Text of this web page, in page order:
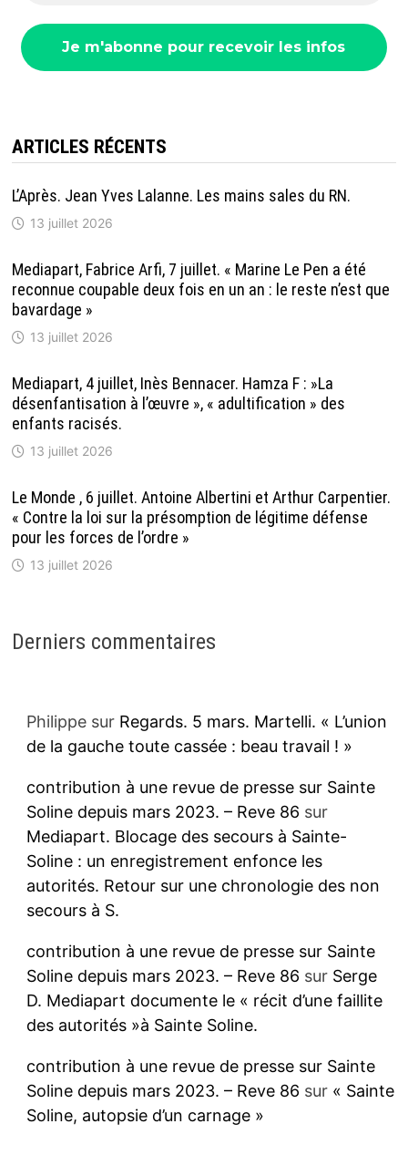
ARTICLES RÉCENTS
L’Après. Jean Yves Lalanne. Les mains sales du RN.
13 juillet 2026
Mediapart, Fabrice Arfi, 7 juillet. « Marine Le Pen a été
reconnue coupable deux fois en un an : le reste n’est que
bavardage »
13 juillet 2026
Mediapart, 4 juillet, Inès Bennacer. Hamza F : »La
désenfantisation à l’œuvre », « adultification » des
enfants racisés.
13 juillet 2026
Le Monde , 6 juillet. Antoine Albertini et Arthur Carpentier.
« Contre la loi sur la présomption de légitime défense
pour les forces de l’ordre »
13 juillet 2026
Derniers commentaires
Philippesur Regards. 5 mars. Martelli. « L’union
de la gauche toute cassée : beau travail ! »
contribution à une revue de presse sur Sainte
Soline depuis mars 2023. – Reve 86 sur
Mediapart. Blocage des secours à Sainte-
Soline : un enregistrement enfonce les
autorités. Retour sur une chronologie des non
secours à S.
contribution à une revue de presse sur Sainte
Soline depuis mars 2023. – Reve 86 sur Serge
D. Mediapart documente le « récit d’une faillite
des autorités »à Sainte Soline.
contribution à une revue de presse sur Sainte
Soline depuis mars 2023. – Reve 86 sur « Sainte
Soline, autopsie d’un carnage »